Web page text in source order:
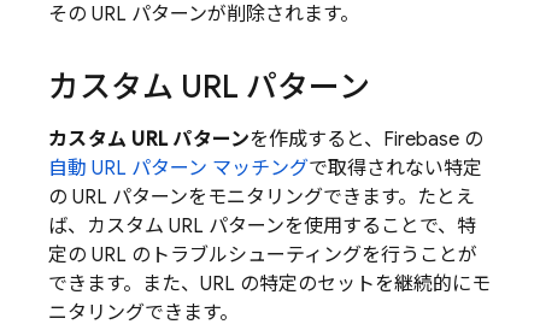
その URL パターンが削除されます。
カスタム URL パターン
カスタム URL パターンを作成すると、Firebase の
自動 URL パターン マッチングで取得されない特定
の URL パターンをモニタリングできます。たとえ
ば、カスタム URL パターンを使用することで、特
定の URL のトラブルシューティングを行うことが
できます。また、URL の特定のセットを継続的にモ
ニタリングできます。